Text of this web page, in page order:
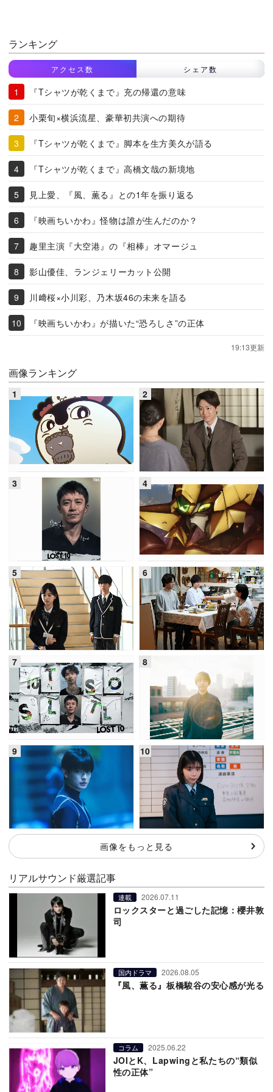
ランキング
アクセス数 シェア数
『Tシャツが乾くまで』充の帰還の意味
小栗旬×横浜流星、豪華初共演への期待
『Tシャツが乾くまで』脚本を生方美久が語る
『Tシャツが乾くまで』高橋文哉の新境地
見上愛、『風、薫る』との1年を振り返る
『映画ちいかわ』怪物は誰が生んだのか？
趣里主演『大空港』の『相棒』オマージュ
影山優佳、ランジェリーカット公開
川﨑桜×小川彩、乃木坂46の未来を語る
『映画ちいかわ』が描いた“恐ろしさ”の正体
19:13更新
画像ランキング
画像をもっと見る
リアルサウンド厳選記事
連載 2026.07.11
ロックスターと過ごした記憶：櫻井敦
司
国内ドラマ 2026.08.05
『風、薫る』板橋駿谷の安心感が光る
コラム 2025.06.22
JOIとK、Lapwingと私たちの“類似
性の正体”